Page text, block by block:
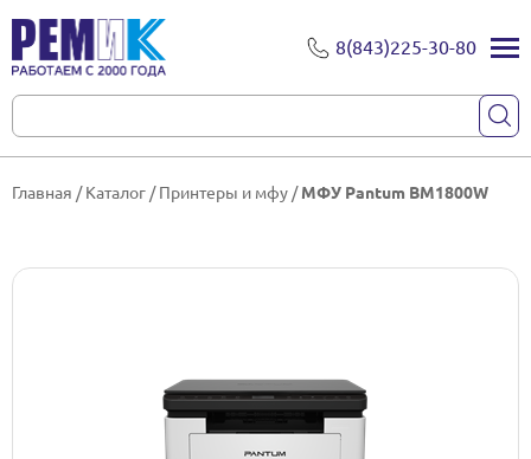
8(843)225-30-80
Главная /Каталог /Принтеры и мфу /МФУ Pantum BM1800W